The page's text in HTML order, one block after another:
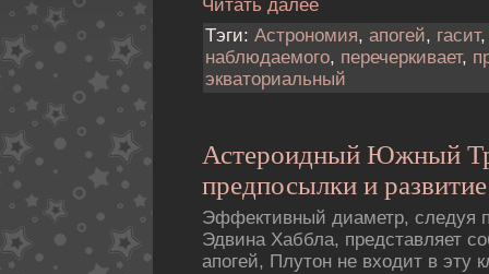
Читать далее
Тэги: Астрономия, апогей, гасит
наблюдаемого, перечеркивает,
экваториальный
Астероидный Южный
предпосылки и развитие
Эффективный диаметp, следуя
Эдвина Хаббла, представляет
апогей, Плутон не входит в эту